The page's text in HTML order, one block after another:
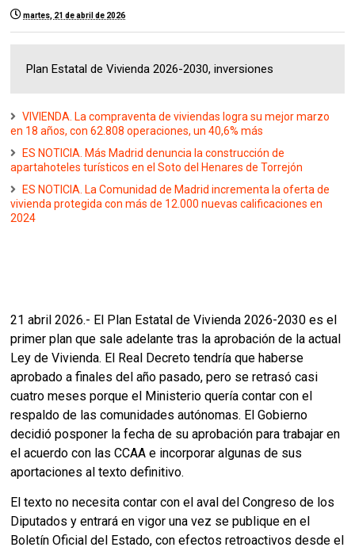
martes, 21 de abril de 2026
Plan Estatal de Vivienda 2026-2030, inversiones
VIVIENDA. La compraventa de viviendas logra su mejor marzo
en 18 años, con 62.808 operaciones, un 40,6% más
ES NOTICIA. Más Madrid denuncia la construcción de
apartahoteles turísticos en el Soto del Henares de Torrejón
ES NOTICIA. La Comunidad de Madrid incrementa la oferta de
vivienda protegida con más de 12.000 nuevas calificaciones en
2024
21 abril 2026.- El Plan Estatal de Vivienda 2026-2030 es el
primer plan que sale adelante tras la aprobación de la actual
Ley de Vivienda. El Real Decreto tendría que haberse
aprobado a finales del año pasado, pero se retrasó casi
cuatro meses porque el Ministerio quería contar con el
respaldo de las comunidades autónomas. El Gobierno
decidió posponer la fecha de su aprobación para trabajar en
el acuerdo con las CCAA e incorporar algunas de sus
aportaciones al texto definitivo.
El texto no necesita contar con el aval del Congreso de los
Diputados y entrará en vigor una vez se publique en el
Boletín Oficial del Estado, con efectos retroactivos desde el